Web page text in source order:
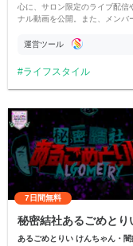
心に、サロン限定のライブ配信
ナル動画を公開。また、メンバ
ただいています。
運営ツール
ライフスタイル
7日間無料
秘密結社あるごめとり
あるごめとりい けんちゃん・